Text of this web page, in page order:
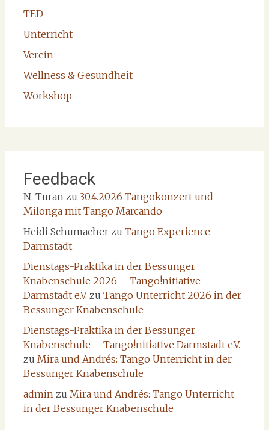
TED
Unterricht
Verein
Wellness & Gesundheit
Workshop
Feedback
N. Turan zu 30.4.2026 Tangokonzert und
Milonga mit Tango Marcando
Heidi Schumacherzu Tango Experience
Darmstadt
Dienstags-Praktika in der Bessunger
Knabenschule 2026 – Tango!nitiative
Darmstadt e.V.zu Tango Unterricht 2026 in der
Bessunger Knabenschule
Dienstags-Praktika in der Bessunger
Knabenschule – Tango!nitiative Darmstadt e.V.
zu Mira und Andrés: Tango Unterricht in der
Bessunger Knabenschule
admin zu Mira und Andrés: Tango Unterricht
in der Bessunger Knabenschule